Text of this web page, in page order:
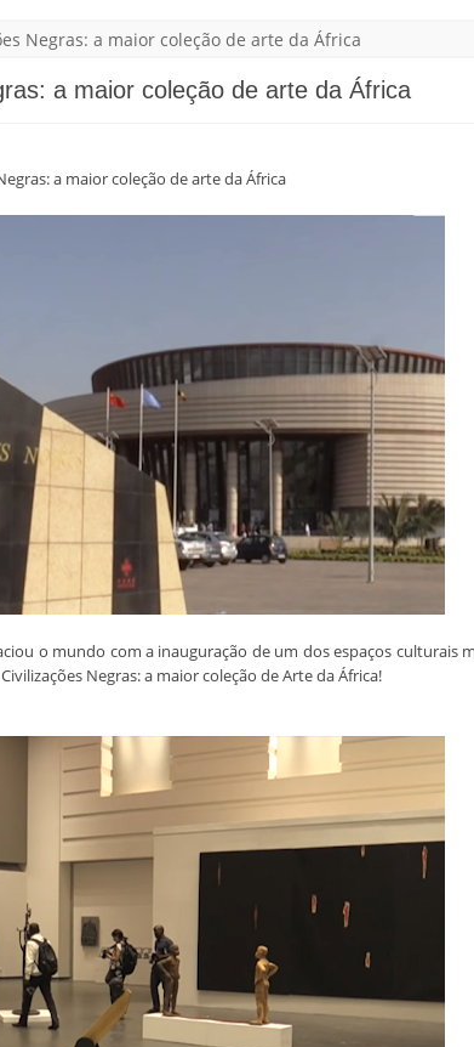
Negras: a maior coleção de arte da África
a maior coleção de arte da África
a maior coleção de arte da África
o mundo com a inauguração de um dos espaços culturais
Negras: a maior coleção de Arte da África!